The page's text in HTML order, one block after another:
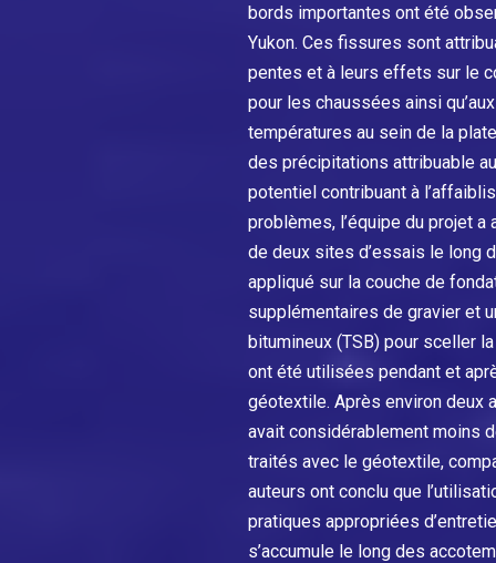
bords importantes ont été
Yukon. Ces fissures sont
pentes et à leurs effets sur le
pour les chaussées ainsi
températures au sein de la
des précipitations attribuable
potentiel contribuant à
problèmes, l’équipe du projet
de deux sites d’essais le long
appliqué sur la couche de
supplémentaires de gravier et
bitumineux (TSB) pour sceller
ont été utilisées pendant et
géotextile. Après environ deux
avait considérablement moins
traités avec le géotextile,
auteurs ont conclu que
pratiques appropriées
s’accumule le long des